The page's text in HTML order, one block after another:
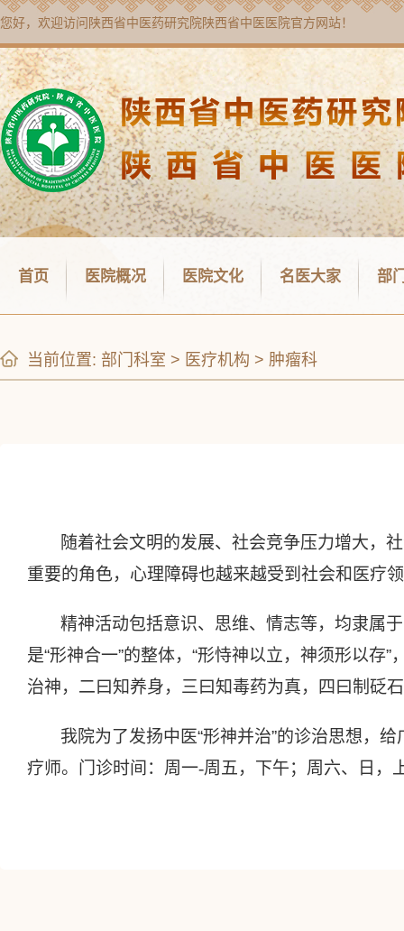
您好，欢迎访问 陕西省中医药研究院陕西省中医医院官方网站！
首页 医院概况 医院文化 名医大家 部
当前位置: 部门科室 > 医疗机构 > 肿瘤科
随着社会文明的发展、社会竞争压力增大，
重要的角色，心理障碍也越来越受到社会和医疗
精神活动包括意识、思维、情志等，均隶属
是“形神合一”的整体，“形恃神以立，神须形以存
治神，二曰知养身，三曰知毒药为真，四曰制砭
我院为了发扬中医“形神并治”的诊治思想，
疗师。门诊时间：周一-周五，下午；周六、日，